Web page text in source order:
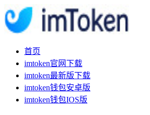
首页
imtoken官网下载
imtoken最新版下载
imtoken钱包安卓版
imtoken钱包IOS版